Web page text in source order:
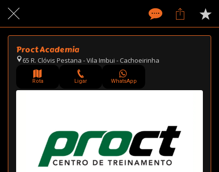
Proct Academia
65 R. Clóvis Pestana - Vila Imbui - Cachoeirinha
Rota Ligar WhatsApp